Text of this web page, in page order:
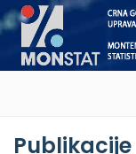
Publikacije